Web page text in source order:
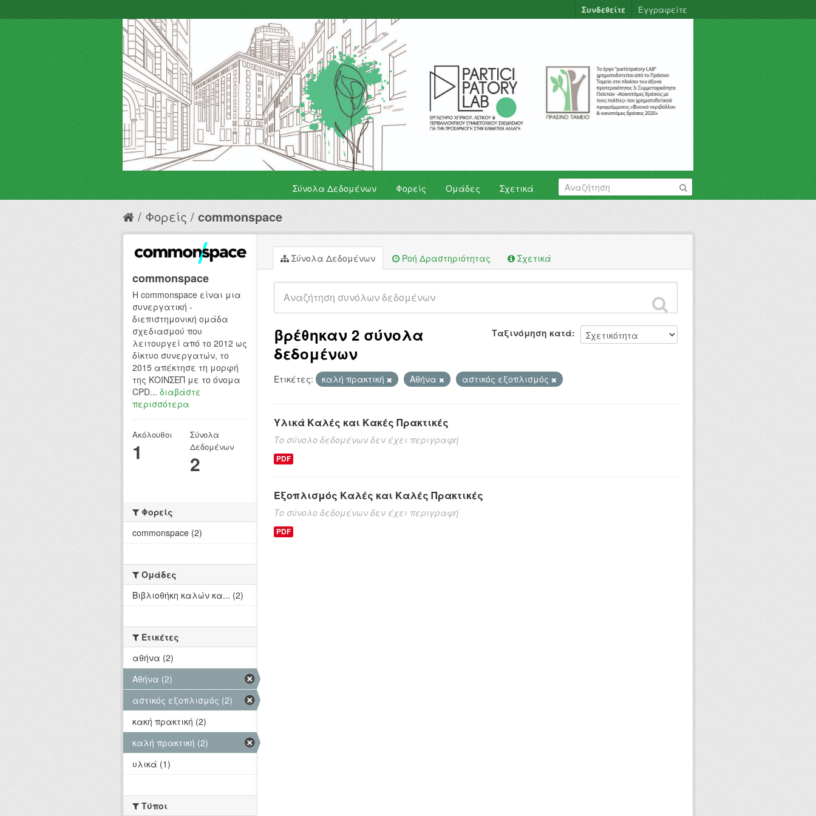
Συνδεθείτε Εγγραφείτε
Σύνολα Δεδομένων Φορείς Ομάδες Σχετικά
Φορείς commonspace
Σύνολα Δεδομένων Ροή Δραστηριότητας Σχετικά
Ταξινόμηση κατά
βρέθηκαν 2 σύνολα
δεδομένων
Ετικέτες: καλή πρακτική Αθήνα αστικός εξοπλισμός
Υλικά Καλές και Κακές Πρακτικές
Το σύνολο δεδομένων δεν έχει περιγραφή
PDF
Εξοπλισμός Καλές και Καλές Πρακτικές
Το σύνολο δεδομένων δεν έχει περιγραφή
PDF
commonspace
H commonspace είναι μια
συνεργατική -
διεπιστημονική ομάδα
σχεδιασμού που
λειτουργεί από το 2012 ως
δίκτυο συνεργατών, το
2015 απέκτησε τη μορφή
της ΚΟΙΝΣΕΠ με το όνομα
CPD... διαβάστε
περισσότερα
Ακόλουθοι
1
Σύνολα
Δεδομένων
2
Φορείς
commonspace (2)
Ομάδες
Βιβλιοθήκη καλών κα... (2)
Ετικέτες
αθήνα (2)
Αθήνα (2)
αστικός εξοπλισμός (2)
κακή πρακτική (2)
καλή πρακτική (2)
υλικά (1)
Τύποι